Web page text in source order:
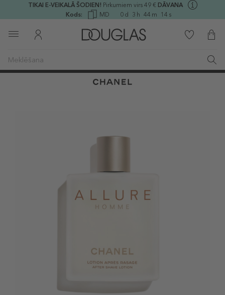
TIKAI E-VEIKALĀ ŠODIEN! Pirkumiem virs 49 € DĀVANA
Kods:
MD 0 d 3 h 44 m 14 s